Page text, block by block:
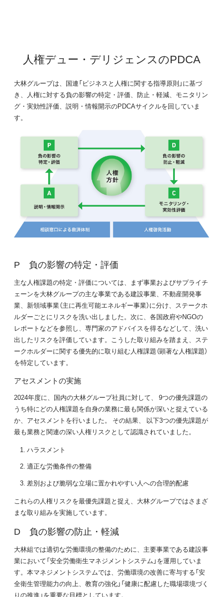
人権デュー・デリジェンスのPDCA
大林グループは、国連「ビジネスと人権に関する指導原則」に基づ
き、人権に対する負の影響の特定・評価、防止・軽減、モニタリン
グ・実効性評価、説明・情報開示のPDCAサイクルを回していま
す。
P 負の影響の特定・評価
主な人権課題の特定・評価については、まず事業およびサプライチ
ェーンを大林グループの主な事業である建設事業、不動産開発事
業、新領域事業（主に再生可能エネルギー事業）に分け、ステークホ
ルダーごとにリスクを洗い出しました。次に、各国政府やNGOの
レポートなどを参照し、専門家のアドバイスを得るなどして、洗い
出したリスクを評価しています。こうした取り組みを踏まえ、ステ
ークホルダーに関する優先的に取り組む人権課題（顕著な人権課題）
を特定しています。
アセスメントの実施
2024年度に、国内の大林グループ社員に対して、 9つの優先課題の
うち特にどの人権課題を自身の業務に最も関係が深いと捉えている
か、アセスメントを行いました。 その結果、 以下3つの優先課題が
最も業務と関連の深い人権リスクとして認識されていました。
ハラスメント
適正な労働条件の整備
差別および脆弱な立場に置かれやすい人への合理的配慮
これらの人権リスクを最優先課題と捉え、大林グループではさまざ
まな取り組みを実施しています。
D 負の影響の防止・軽減
大林組では適切な労働環境の整備のために、主要事業である建設事
業において「安全労働衛生マネジメントシステム」を運用していま
す。本マネジメントシステムでは、労働環境の改善に寄与する「安
全衛生管理能力の向上、教育の強化」「健康に配慮した職場環境づく
りの推進」を重要な目標としています。